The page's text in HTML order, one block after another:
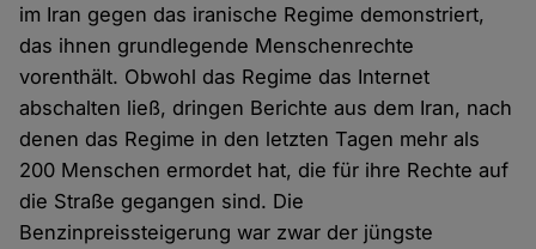
im Iran gegen das iranische Regime demonstriert,
das ihnen grundlegende Menschenrechte
vorenthält. Obwohl das Regime das Internet
abschalten ließ, dringen Berichte aus dem Iran, nach
denen das Regime in den letzten Tagen mehr als
200 Menschen ermordet hat, die für ihre Rechte auf
die Straße gegangen sind. Die
Benzinpreissteigerung war zwar der jüngste